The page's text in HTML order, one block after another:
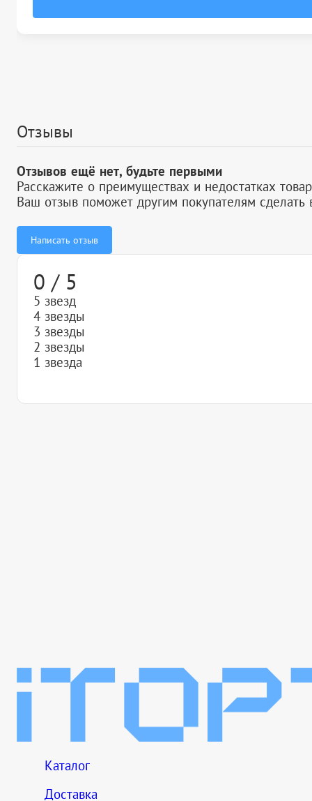
Отзывы
Отзывов ещё нет, будьте первыми
Расскажите о преимуществах и недостатках
Ваш отзыв поможет другим покупателям сделать
Написать отзыв
0 / 5
5 звезд
4 звезды
3 звезды
2 звезды
1 звезда
Каталог
Доставка